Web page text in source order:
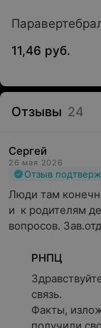
11,46 руб.
Отзывы 24
Сергей
26 мая 2026
Отзыв
Люди там
и  к родителям
вопросов.
РНПЦ
связь.
Факты,